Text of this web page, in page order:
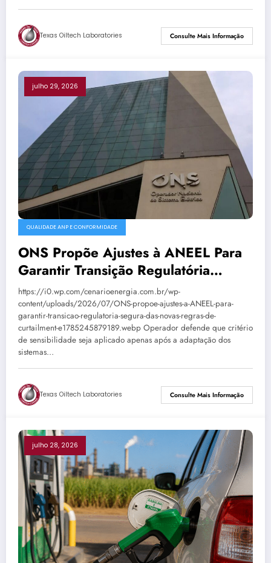
Texas Oiltech Laboratories Consulte Mais Informação
julho 29, 2026
QUALIDADE ANP E CONFORMIDADE
ONS Propõe Ajustes à ANEEL Para
Garantir Transição Regulatória
Segura Das Novas Regras De
Curtailment
https://i0.wp.com/cenarioenergia.com.br/wp-
content/uploads/2026/07/ONS-propoe-ajustes-a-ANEEL-para-
garantir-transicao-regulatoria-segura-das-novas-regras-de-
curtailment-e1785245879189.webp Operador defende que critério
de sensibilidade seja aplicado apenas após a adaptação dos
sistemas…
Texas Oiltech Laboratories Consulte Mais Informação
julho 28, 2026